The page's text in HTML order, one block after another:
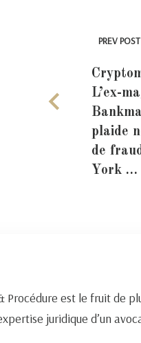
PREV POST
L’ex-
plaide
de
York …
Procédure est le fruit de
juridique d’un